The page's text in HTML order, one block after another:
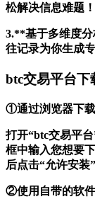
松解决信息难题！
3.**基于多维度
往记录为你生成
btc交易平台下
①通过浏览器下载
打开“btc交易平
框中输入您想要
后点击“允许安装”
②使用自带的软